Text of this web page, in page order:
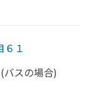
６１
バスの場合)